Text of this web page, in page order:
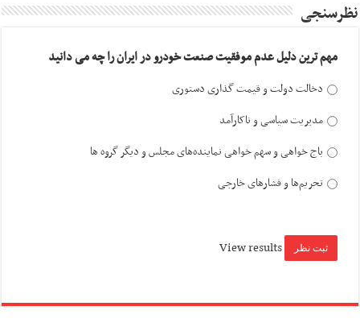
نظرسنجی
مهم ترین دلیل عدم موفقیت صنعت خودرو در ایران را چه می دانید
دخالت دولت و قیمت گذاری دستوری
مدیریت سیاسی و ناکارآمد
باج خواهی و سهم خواهی نماینده‌های مجلس و دیگر گروه ها
تحریم‌ها و فشارهای خارجی
View results